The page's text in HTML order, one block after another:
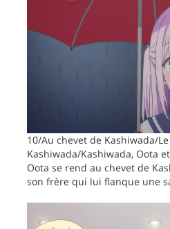
10/Au chevet de Kashiwada/
Kashiwada/Kashiwada, Oota
Oota se rend au chevet de
son frère qui lui flanque une